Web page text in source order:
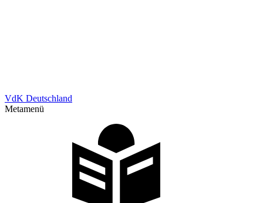
VdK Deutschland
Metamenü